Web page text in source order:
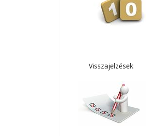
Visszajelzések: